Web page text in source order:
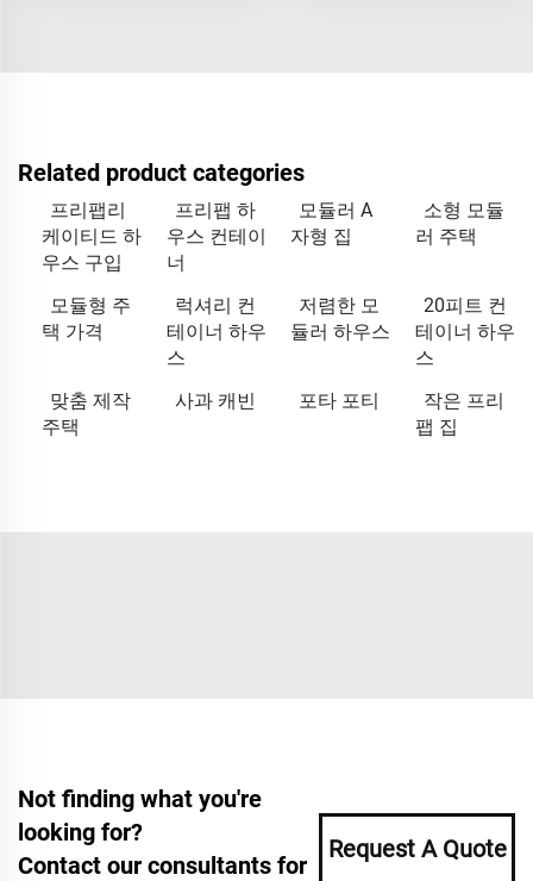
Related product categories
프리팹리
케이티드 하
우스 구입
프리팹 하
우스 컨테이
너
모듈러 A
자형 집
소형 모듈
러 주택
모듈형 주
택 가격
럭셔리 컨
테이너 하우
스
저렴한 모
듈러 하우스
20피트 컨
테이너 하우
스
맞춤 제작
주택
사과 캐빈 포타 포티
작은 프리
팹 집
Not finding what you're
looking for?
Contact our consultants for
Request A Quote